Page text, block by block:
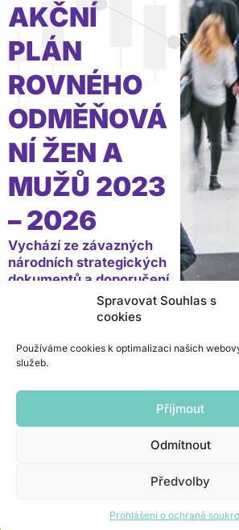
Spravovat Souhlas s
cookies
Používáme cookies k optimalizaci našich
služeb.
Příjmout
Odmítnout
Předvolby
Prohlášení o ochraně
AKČNÍ
PLÁN
ROVNÉHO
ODMĚŇOVÁ
NÍ ŽEN A
MUŽŮ 2023
– 2026
Vychází ze závazných
národních strategických
dokumentů a doporučení
Kanceláře veřejného
ochránce práv.
připravovaných dokumentech
Evropské unie. Reaguje na
závažný problém příjmové
a jeho cílem je nastavit kroky,